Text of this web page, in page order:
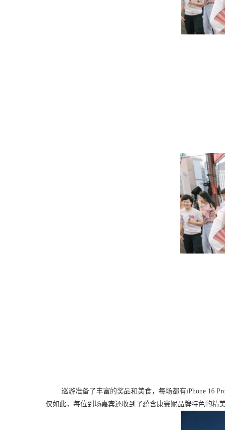
巡游准备了丰富的奖品和美食，每场都有iPhone 16
仅如此，每位到场嘉宾还收到了蕴含康赛妮品牌特色的精